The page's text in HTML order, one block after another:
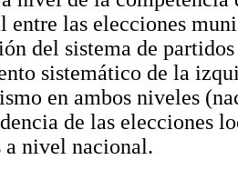
entre las elecciones
del sistema de
sistemático de la
en ambos niveles
de las elecciones
a nivel nacional.